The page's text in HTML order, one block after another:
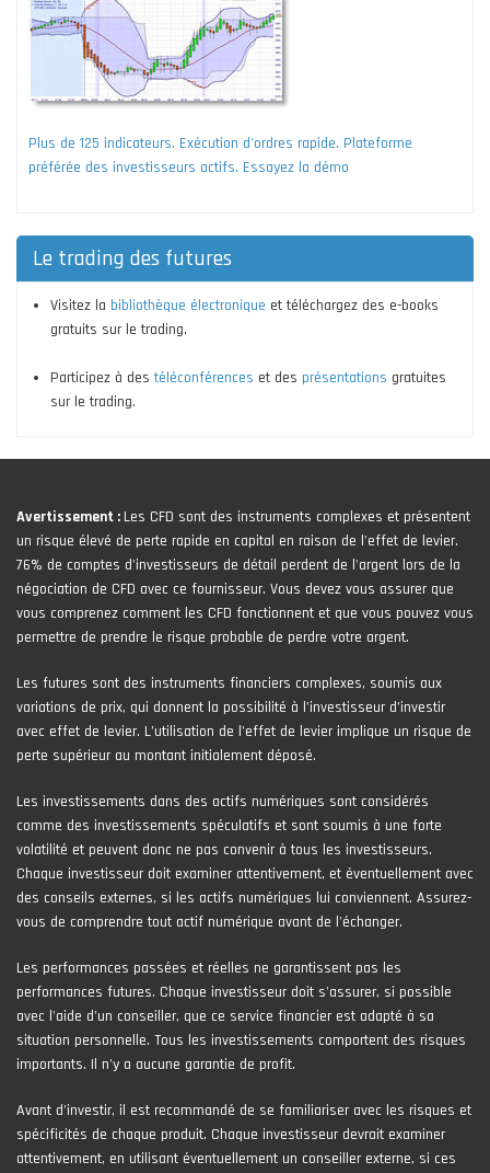
Plus de 125 indicateurs. Exécution d'ordres rapide. Plateforme
préférée des investisseurs actifs. Essayez la démo
Le trading des futures
Visitez la bibliothèque électronique et téléchargez des e-books
gratuits sur le trading.
Participez à destéléconférences et des présentations gratuites
sur le trading.
Avertissement : Les CFD sont des instruments complexes et présentent
un risque élevé de perte rapide en capital en raison de l'effet de levier.
76% de comptes d'investisseurs de détail perdent de l'argent lors de la
négociation de CFD avec ce fournisseur. Vous devez vous assurer que
vous comprenez comment les CFD fonctionnent et que vous pouvez vous
permettre de prendre le risque probable de perdre votre argent.
Les futures sont des instruments financiers complexes, soumis aux
variations de prix, qui donnent la possibilité à l’investisseur d’investir
avec effet de levier. L’utilisation de l’effet de levier implique un risque de
perte supérieur au montant initialement déposé.
Les investissements dans des actifs numériques sont considérés
comme des investissements spéculatifs et sont soumis à une forte
volatilité et peuvent donc ne pas convenir à tous les investisseurs.
Chaque investisseur doit examiner attentivement, et éventuellement avec
des conseils externes, si les actifs numériques lui conviennent. Assurez-
vous de comprendre tout actif numérique avant de l'échanger.
Les performances passées et réelles ne garantissent pas les
performances futures. Chaque investisseur doit s'assurer, si possible
avec l'aide d'un conseiller, que ce service financier est adapté à sa
situation personnelle. Tous les investissements comportent des risques
importants. Il n'y a aucune garantie de profit.
Avant d’investir, il est recommandé de se familiariser avec les risques et
spécificités de chaque produit. Chaque investisseur devrait examiner
attentivement, en utilisant éventuellement un conseiller externe, si ces